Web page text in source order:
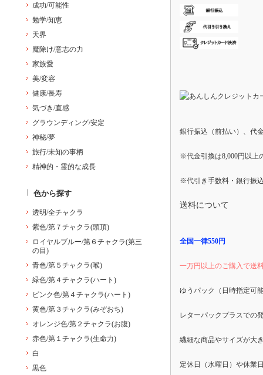
銀行振込（前払い）、代
※代金引換は8,000円以上
※代引き手数料・銀行振
送料について
全国一律550円
一万円以上のご購入で送
ゆうパック（日時指定可
レターパックプラスでの
繊細な商品やサイズが大
成功/可能性
勉学/知恵
天界
魔除け/意志の力
家族愛
美/変容
健康/長寿
気づき/直感
グラウンディング/安定
神秘/夢
旅行/未知の事柄
精神的・霊的な成長
色から探す
透明/全チャクラ
紫色/第７チャクラ(頭頂)
ロイヤルブルー/第６チャクラ(第三
の目)
青色/第５チャクラ(喉)
緑色/第４チャクラ(ハート)
ピンク色/第４チャクラ(ハート)
黄色/第３チャクラ(みぞおち)
オレンジ色/第２チャクラ(お腹)
赤色/第１チャクラ(生命力)
白
黒色